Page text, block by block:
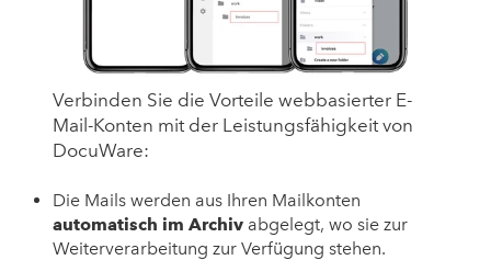
Verbinden Sie die Vorteile webbasierter E-
Mail-Konten mit der Leistungsfähigkeit von
DocuWare:
Die Mails werden aus Ihren Mailkonten
automatisch im Archiv abgelegt, wo sie zur
Weiterverarbeitung zur Verfügung stehen.